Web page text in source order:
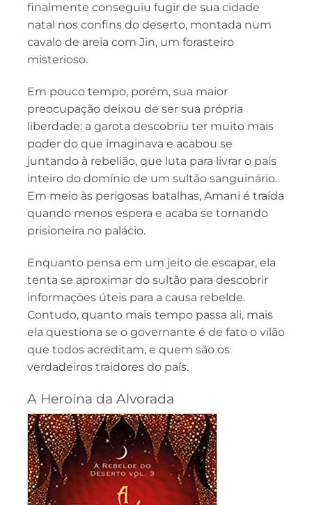
finalmente conseguiu fugir de sua cidade
natal nos confins do deserto, montada num
cavalo de areia com Jin, um forasteiro
misterioso.
Em pouco tempo, porém, sua maior
preocupação deixou de ser sua própria
liberdade: a garota descobriu ter muito mais
poder do que imaginava e acabou se
juntando à rebelião, que luta para livrar o país
inteiro do domínio de um sultão sanguinário.
Em meio às perigosas batalhas, Amani é traída
quando menos espera e acaba se tornando
prisioneira no palácio.
Enquanto pensa em um jeito de escapar, ela
tenta se aproximar do sultão para descobrir
informações úteis para a causa rebelde.
Contudo, quanto mais tempo passa ali, mais
ela questiona se o governante é de fato o vilão
que todos acreditam, e quem são os
verdadeiros traidores do país.
A Heroína da Alvorada